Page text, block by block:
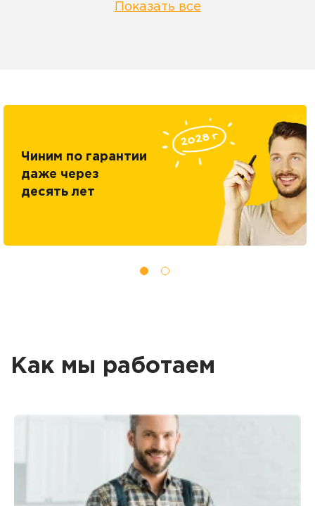
Показать все
Чиним по гарантии
даже через
десять лет
Как мы работаем